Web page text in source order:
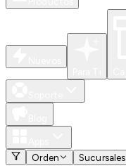
Orden
Sucursales